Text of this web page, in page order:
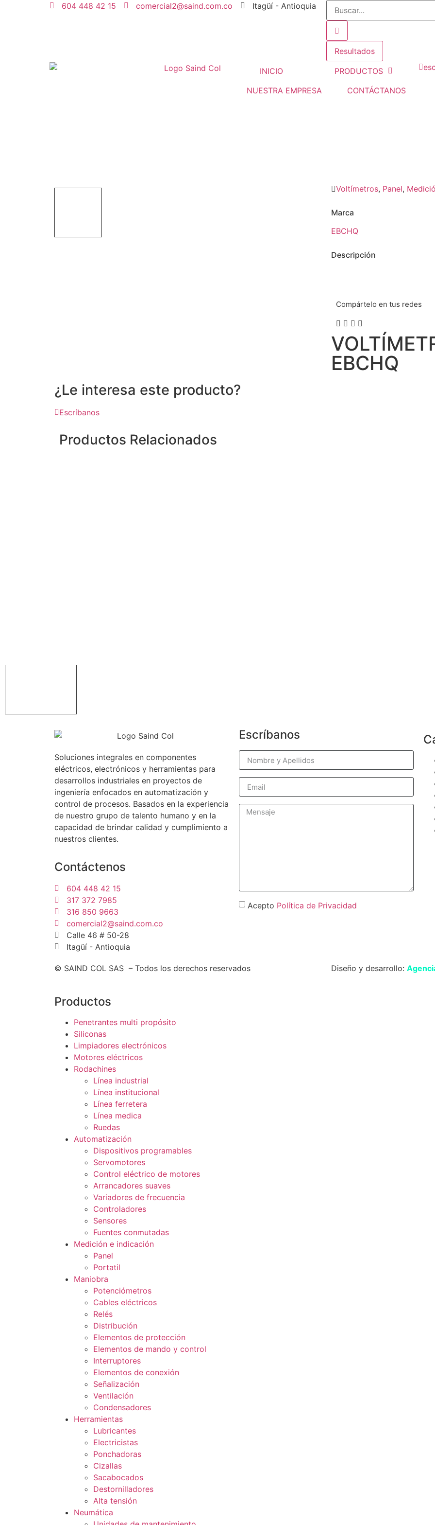
604 448 42 15 comercial2@saind.com.co Itagüí - Antioquia
Resultados
INICIO
PRODUCTOS
NUESTRA EMPRESA
CONTÁCTANOS
Voltímetros, Panel,
Marca
EBCHQ
Descripción
Compártelo en tus redes
EBCHQ
¿Le interesa este producto?
Escríbanos
Productos Relacionados
Soluciones integrales en componentes
eléctricos, electrónicos y herramientas para
desarrollos industriales en proyectos de
ingeniería enfocados en automatización y
control de procesos. Basados en la experiencia
de nuestro grupo de talento humano y en la
capacidad de brindar calidad y cumplimiento a
nuestros clientes.
Contáctenos
604 448 42 15
317 372 7985
316 850 9663
comercial2@saind.com.co
Calle 46 # 50-28
Itagüí - Antioquia
Escríbanos
Acepto Política de Privacidad
© SAIND COL SAS – Todos los derechos reservados Diseño y desarrollo:
Productos
Penetrantes multi propósito
Siliconas
Limpiadores electrónicos
Motores eléctricos
Rodachines
Línea industrial
Línea institucional
Línea ferretera
Línea medica
Ruedas
Automatización
Dispositivos programables
Servomotores
Control eléctrico de motores
Arrancadores suaves
Variadores de frecuencia
Controladores
Sensores
Fuentes conmutadas
Medición e indicación
Panel
Portatil
Maniobra
Potenciómetros
Cables eléctricos
Relés
Distribución
Elementos de protección
Elementos de mando y control
Interruptores
Elementos de conexión
Señalización
Ventilación
Condensadores
Herramientas
Lubricantes
Electricistas
Ponchadoras
Cizallas
Sacabocados
Destornilladores
Alta tensión
Neumática